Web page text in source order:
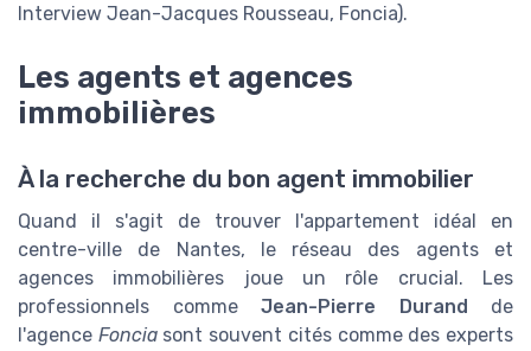
Interview Jean-Jacques Rousseau, Foncia).
Les agents et agences
immobilières
À la recherche du bon agent immobilier
Quand il s'agit de trouver l'appartement idéal en
centre-ville de Nantes, le réseau des agents et
agences immobilières joue un rôle crucial. Les
professionnels comme Jean-Pierre Durand de
l'agence Fonciasont souvent cités comme des experts